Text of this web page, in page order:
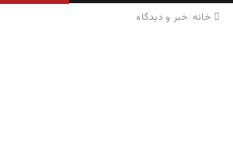
خانه/خبر و دیدگاه